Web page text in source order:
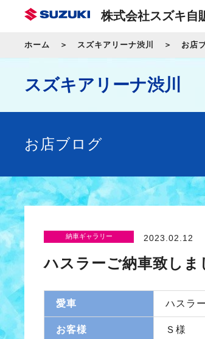
株式会社スズキ自
ホーム スズキアリーナ渋川 お店
スズキアリーナ渋川
お店ブログ
納車ギャラリー 2023.02.12
ハスラーご納車致しま
愛車 ハスラー
お客様 Ｓ様